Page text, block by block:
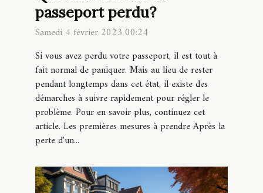
passeport perdu?
Samedi 4 février 2023 00:24
Si vous avez perdu votre passeport, il est tout à
fait normal de paniquer. Mais au lieu de rester
pendant longtemps dans cet état, il existe des
démarches à suivre rapidement pour régler le
problème. Pour en savoir plus, continuez cet
article. Les premières mesures à prendre Après la
perte d'un...